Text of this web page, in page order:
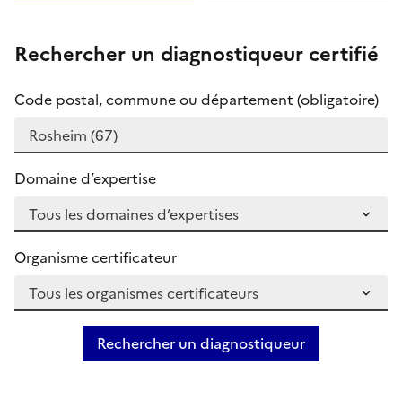
Rechercher un diagnostiqueur certifié
Code postal, commune ou département (obligatoire)
Domaine d’expertise
Organisme certificateur
Rechercher un diagnostiqueur